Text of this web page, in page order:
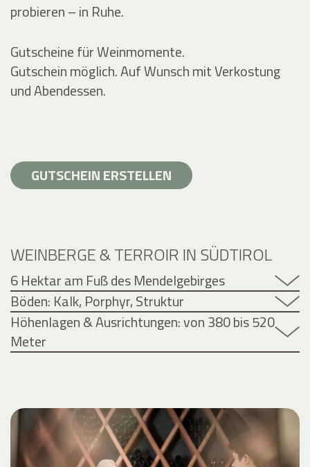
probieren – in Ruhe.
Gutscheine für Weinmomente.
Gutschein möglich. Auf Wunsch mit Verkostung
und Abendessen.
GUTSCHEIN ERSTELLEN
WEINBERGE & TERROIR IN SÜDTIROL
6 Hektar am Fuß des Mendelgebirges
Böden: Kalk, Porphyr, Struktur
Höhenlagen & Ausrichtungen: von 380 bis 520
Meter